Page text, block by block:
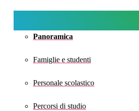
Panoramica
Famiglie e studenti
Personale scolastico
Percorsi di studio